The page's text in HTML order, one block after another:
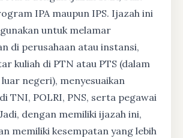
IPA maupun IPS. Ijazah ini
untuk melamar
di perusahaan atau instansi,
kuliah di PTN atau PTS (dalam
negeri), menyesuaikan
TNI, POLRI, PNS, serta pegawai
dengan memiliki ijazah ini,
memiliki kesempatan yang lebih